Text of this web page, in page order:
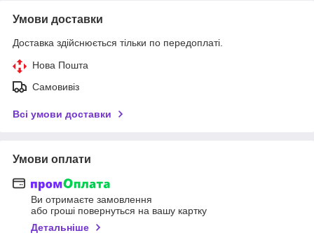
Умови доставки
Доставка здійснюється тільки по передоплаті.
Нова Пошта
Самовивіз
Всі умови доставки
Умови оплати
Ви отримаєте замовлення
або гроші повернуться на вашу картку
Детальніше